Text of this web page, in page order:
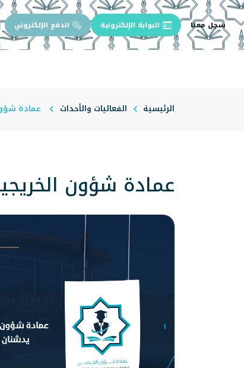
سجل معنا البوابة الإلكترونية الدفع الإلكتروني
الرئيسية الفعاليات والأحداث عمادة
عمادة شؤون